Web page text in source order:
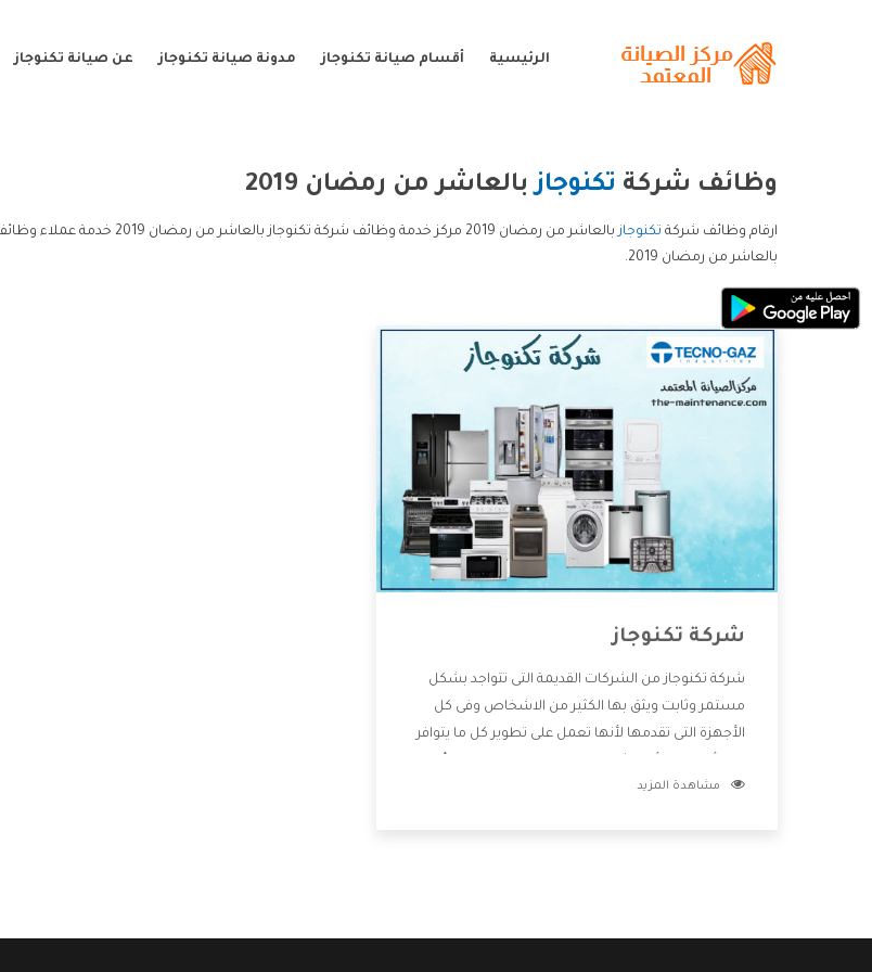
الرئيسية أقسام صيانة تكنوجاز مدونة صيانة تكنوجاز عن صيانة تكنوجاز
وظائف شركة تكنوجازبالعاشر من رمضان 2019
ارقام وظائف شركة تكنوجاز
بالعاشر من رمضان 2019.
شركة تكنوجاز
شركة تكنوجاز من الشركات القديمة التى تتواجد بشكل
مستمر وثابت ويثق بها الكثير من الاشخاص وفى كل
الأجهزة التى تقدمها لأنها تعمل على تطوير كل ما يتوافر
خدمات ما بعد البيع مع المنتجات وتقدم للعملاء أقوى
مشاهدة المزيد